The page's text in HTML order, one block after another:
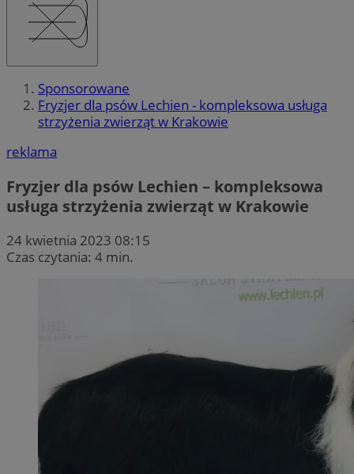
Sponsorowane
Fryzjer dla psów Lechien - kompleksowa usługa
strzyżenia zwierząt w Krakowie
reklama
Fryzjer dla psów Lechien – kompleksowa
usługa strzyżenia zwierząt w Krakowie
24 kwietnia 2023 08:15
Czas czytania: 4 min.